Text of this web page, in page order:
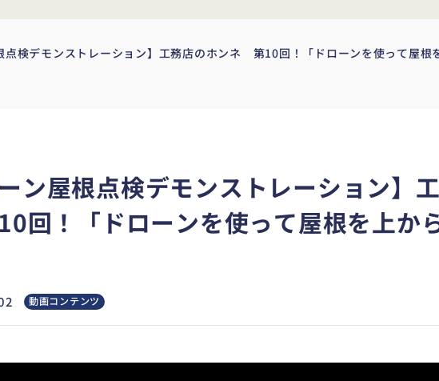
点検デモンストレーション】工務店のホンネ 第10回！「ドローンを使って屋根
ーン屋根点検デモンストレーション】
回！「ドローンを使って屋根を上か
動画コンテンツ